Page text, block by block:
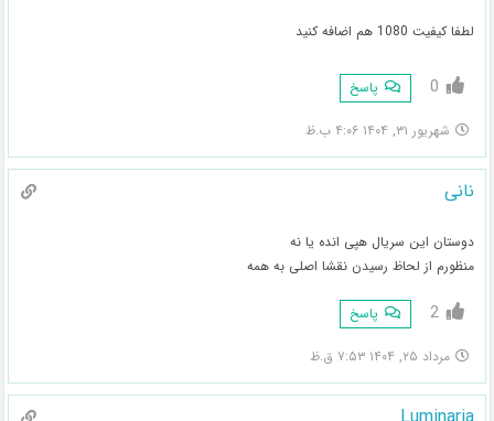
لطفا کیفیت 1080 هم اضافه کنید
0 پاسخ
شهریور ۳۱, ۱۴۰۴ ۴:۰۶ ب.ظ
نانی
دوستان این سریال هپی انده یا نه
منظورم از لحاظ رسیدن نقشا اصلی به همه
2 پاسخ
مرداد ۲۵, ۱۴۰۴ ۷:۵۳ ق.ظ